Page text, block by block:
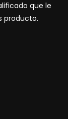
que le
producto.